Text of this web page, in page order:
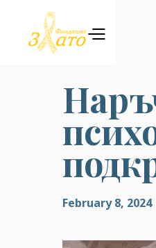
February 8, 2024